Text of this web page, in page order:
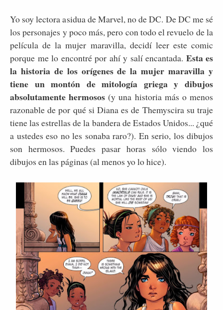
Yo soy lectora asidua de Marvel, no de DC. De DC me sé
los personajes y poco más, pero con todo el revuelo de la
película de la mujer maravilla, decidí leer este comic
porque me lo encontré por ahí y salí encantada. Esta es
la historia de los orígenes de la mujer maravilla y
tiene un montón de mitología griega y dibujos
absolutamente hermosos(y una historia más o menos
razonable de por qué si Diana es de Themyscira su traje
tiene las estrellas de la bandera de Estados Unidos... ¿qué
a ustedes eso no les sonaba raro?). En serio, los dibujos
son hermosos. Puedes pasar horas sólo viendo los
dibujos en las páginas (al menos yo lo hice).